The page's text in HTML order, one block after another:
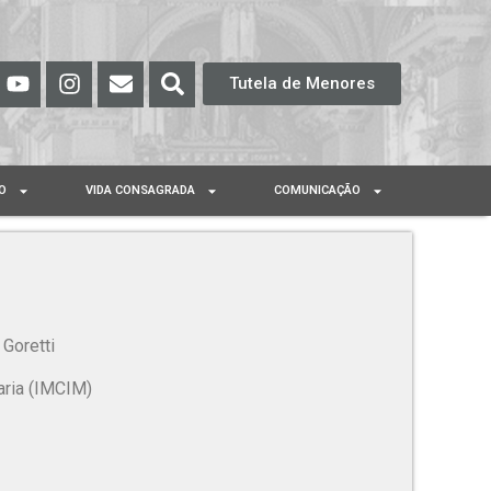
Tutela de Menores
VIDA CONSAGRADA COMUNICAÇÃO
(IMCIM)